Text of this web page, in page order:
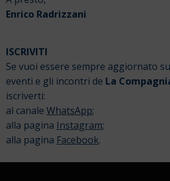
Enrico Radrizzani
ISCRIVITI
Se vuoi essere sempre aggiornato
eventi e gli incontri de La
iscriverti:
al canale WhatsApp;
alla pagina Instagram;
alla pagina Facebook.